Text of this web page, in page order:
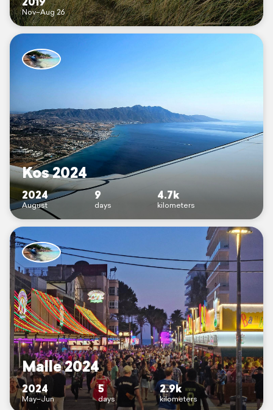
Nov–Aug 26
Kos 2024
2024
August
9
days
4.7k
kilometers
Malle 2024
2024
May–Jun
5
days
2.9k
kilometers